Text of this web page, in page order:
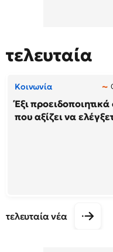
τελευταία
Κοινωνία
Έξι
που αξίζει να
τελευταία νέα